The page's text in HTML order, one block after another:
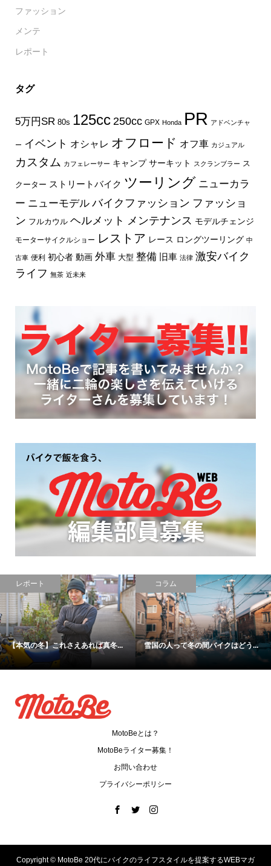
ファッション
メンテ
レポート
タグ
5万円SR 80s 125cc 250cc GPX Honda PR アドベンチャ
ー イベント オシャレ オフロード オフ車 カジュアル
カスタム カフェレーサー キャンプ サーキット スクランブラー ス
クーター ストリートバイク ツーリング ニューカラ
ー ニューモデル バイクファッション ファッショ
ン フルカウル ヘルメット メンテナンス モデルチェンジ
モーターサイクルショー レストア レース ロングツーリング 中
古車 便利 初心者 動画 外車 大型 整備 旧車 法律 激安バイク
ライフ 無茶 近未来
コラム
【360°】自粛中の東京はガラガ
ラ…...
レポート
125でツーリング！休日を満喫す
る...
PR
MotoBeとは？
MotoBeライター募集！
お問い合わせ
プライバシーポリシー
Copyright © MotoBe 20代にバイクのライフスタイルを提案するWEBマガ